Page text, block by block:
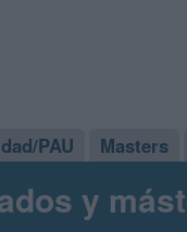
PAU Masters
y